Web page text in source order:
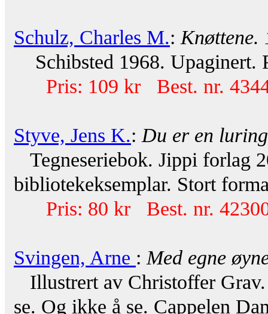
Schulz, Charles M.: Knøttene.
Schibsted 1968. Upaginert.
Pris: 109 kr Best. nr.
Styve, Jens K.: Du er en
Tegneseriebok. Jippi forlag
bibliotekeksemplar. Stort
Pris: 80 kr Best. nr.
Svingen, Arne : Med egne
Illustrert av Christoffer
se. Og ikke å se. Cappelen